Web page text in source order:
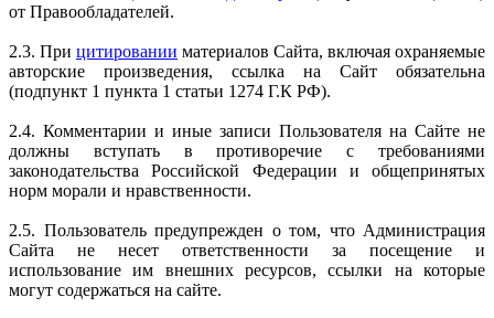
от Правообладателей.
2.3. При цитировании материалов Сайта, включая охраняемые
авторские произведения, ссылка на Сайт обязательна
(подпункт 1 пункта 1 статьи 1274 Г.К РФ).
2.4. Комментарии и иные записи Пользователя на Сайте не
должны вступать в противоречие с требованиями
законодательства Российской Федерации и общепринятых
норм морали и нравственности.
2.5. Пользователь предупрежден о том, что Администрация
Сайта не несет ответственности за посещение и
использование им внешних ресурсов, ссылки на которые
могут содержаться на сайте.